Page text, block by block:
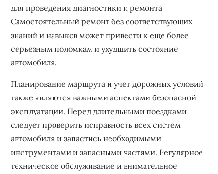
для проведения диагностики и ремонта.
Самостоятельный ремонт без соответствующих
знаний и навыков может привести к еще более
серьезным поломкам и ухудшить состояние
автомобиля.
Планирование маршрута и учет дорожных условий
также являются важными аспектами безопасной
эксплуатации. Перед длительными поездками
следует проверить исправность всех систем
автомобиля и запастись необходимыми
инструментами и запасными частями. Регулярное
техническое обслуживание и внимательное